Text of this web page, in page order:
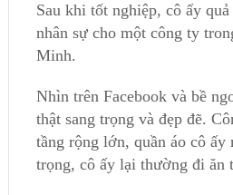
Sau khi tốt nghiệp, cô ấy
nhân sự cho một công ty
Minh.
Nhìn trên Facebook và bề
thật sang trọng và đẹp đẽ.
tầng rộng lớn, quần áo cô ấy
trọng, cô ấy lại thường đi ăn